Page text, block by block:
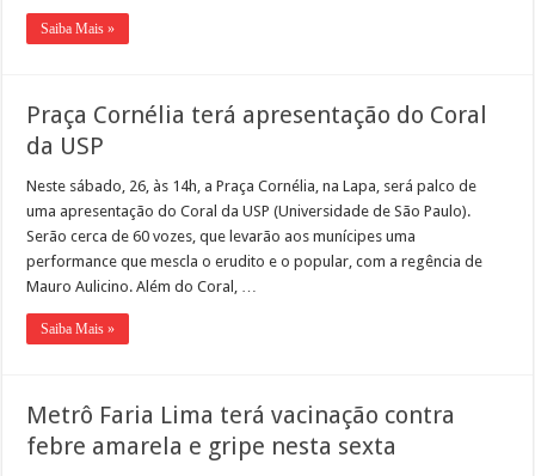
Saiba Mais »
Praça Cornélia terá apresentação do Coral
da USP
Neste sábado, 26, às 14h, a Praça Cornélia, na Lapa, será palco de
uma apresentação do Coral da USP (Universidade de São Paulo).
Serão cerca de 60 vozes, que levarão aos munícipes uma
performance que mescla o erudito e o popular, com a regência de
Mauro Aulicino. Além do Coral, …
Saiba Mais »
Metrô Faria Lima terá vacinação contra
febre amarela e gripe nesta sexta